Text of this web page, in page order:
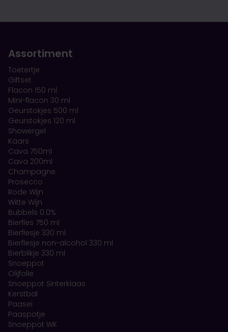
Assortiment
Toetertje
Giftset
Flacon 150 ml
Mini-flacon 30 ml
Geurstokjes 500 ml
Geurstokjes 120 ml
Showergel
Kaars
Cava 750ml
Cava 200ml
Champagne
Prosecco
Rode Wijn
Witte Wijn
Bubbels 0.0%
Bierfles 750 ml
Bierflesje 330 ml
Bierflesje non-alcohol 330 ml
Bierblikje 330 ml
Snoeppot
Olijfolie
Snoeppot Sinterklaas
Kerstbal
Paasei
Paaspotje
Snoeppot WK